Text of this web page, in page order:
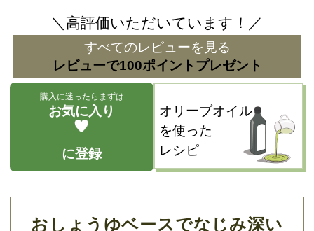
＼高評価いただいています！／
すべてのレビューを見る
レビューで100ポイントプレゼント
購入に迷ったらまずは
お気に入り
に登録
オリーブオイル
を使った
レシピ
おしょうゆベースでなじみ深い